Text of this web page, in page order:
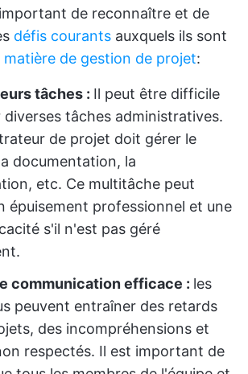
de reconnaître et de
défis courants auxquels ils sont
matière de gestion de projet:
tâches : Il peut être difficile
diverses tâches administratives.
de projet doit gérer le
documentation, la
etc. Ce multitâche peut
épuisement professionnel et une
s'il n'est pas géré
communication efficace : les
peuvent entraîner des retards
des incompréhensions et
respectés. Il est important de